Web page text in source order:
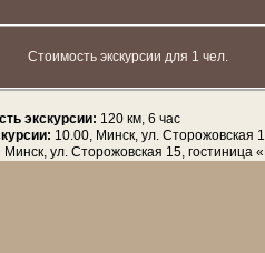
Стоимость экскурсии для 1 чел.
экскурсии: 120 км, 6 час
10.00, Минск, ул. Сторожовская
Минск, ул. Сторожовская 15, гостиница